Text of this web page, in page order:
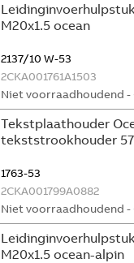
M20x1.5 ocean
2137/10 W-53
2CKA001761A1503
Niet voorraadhoudend -
Tekstplaathouder
tekststrookhouder
1763-53
2CKA001799A0882
Niet voorraadhoudend -
M20x1.5 ocean-alpin